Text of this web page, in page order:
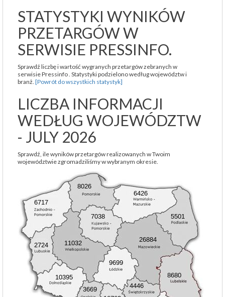
STATYSTYKI WYNIKÓW
PRZETARGÓW W
SERWISIE PRESSINFO.
Sprawdź liczbę i wartość wygranych przetargów zebranych w
serwisie Pressinfo . Statystyki podzielono według województw i
branż. [Powrót do wszystkich statystyk]
LICZBA INFORMACJI
WEDŁUG WOJEWÓDZTW
- JULY 2026
Sprawdź, ile wyników przetargów realizowanych w Twoim
województwie zgromadziliśmy w wybranym okresie.